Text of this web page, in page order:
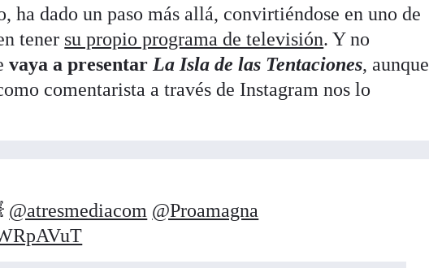
ha dado un paso más allá, convirtiéndose en uno de
tener su propio programa de televisión. Y no
vaya a presentar La Isla de las Tentaciones, aunque
comentarista a través de Instagram nos lo
@atresmediacom @Proamagna